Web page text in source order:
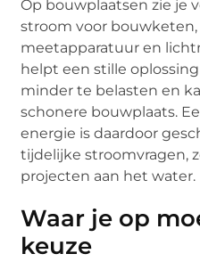
Op bouwplaatsen zie je
stroom voor
meetapparatuur en
helpt een stille
minder te belasten en
schonere bouwplaats.
energie is daardoor
tijdelijke stroomvragen,
projecten aan het water.
Waar je op
keuze